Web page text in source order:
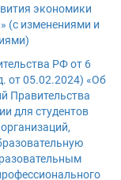
экономики
(с изменениями и
РФ от 6
от 05.02.2024) «Об
Правительства
для студентов